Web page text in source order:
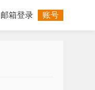
邮箱登录 账号